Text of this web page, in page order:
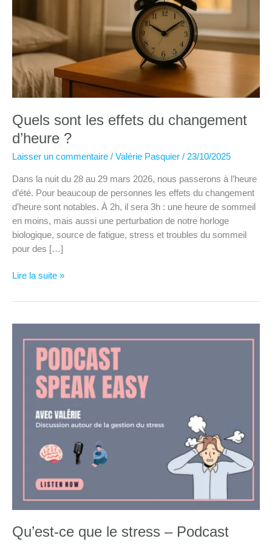
Quels sont les effets du changement
d’heure ?
Laisser un commentaire / Valérie Pasquier / 23/10/2025
Dans la nuit du 28 au 29 mars 2026, nous passerons à l’heure
d’été. Pour beaucoup de personnes les effets du changement
d’heure sont notables. À 2h, il sera 3h : une heure de sommeil
en moins, mais aussi une perturbation de notre horloge
biologique, source de fatigue, stress et troubles du sommeil
pour des […]
Quels
les
changement
Lire la suite »
Qu’est-ce que le stress – Podcast